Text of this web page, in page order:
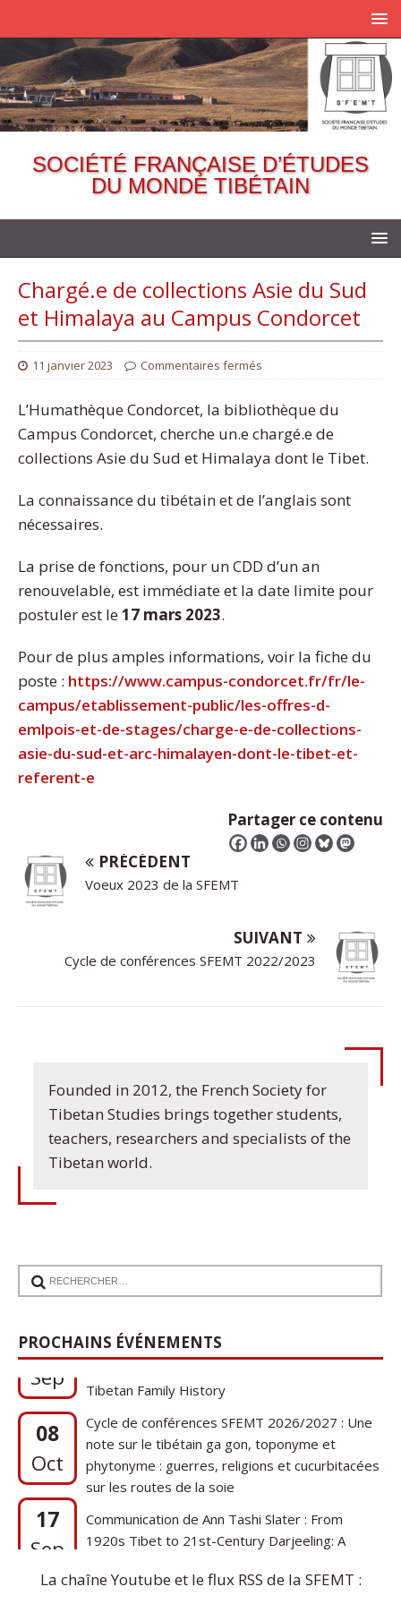
SOCIÉTÉ FRANÇAISE D’ÉTUDES
DU MONDE TIBÉTAIN
Chargé.e de collections Asie du Sud
et Himalaya au Campus Condorcet
11 janvier 2023 Commentaires fermés
L’Humathèque Condorcet, la bibliothèque du
Campus Condorcet, cherche un.e chargé.e de
collections Asie du Sud et Himalaya dont le Tibet.
La connaissance du tibétain et de l’anglais sont
nécessaires.
La prise de fonctions, pour un CDD d’un an
renouvelable, est immédiate et la date limite pour
postuler est le17 mars 2023.
Pour de plus amples informations, voir la fiche du
poste : https://www.campus-condorcet.fr/fr/le-
campus/etablissement-public/les-offres-d-
emlpois-et-de-stages/charge-e-de-collections-
asie-du-sud-et-arc-himalayen-dont-le-tibet-et-
referent-e
Partager ce contenu
PRÉCÉDENT
Voeux 2023 de la SFEMT
SUIVANT
Cycle de conférences SFEMT 2022/2023
Founded in 2012, the French Society for
Tibetan Studies brings together students,
teachers, researchers and specialists of the
Tibetan world.
PROCHAINS ÉVÉNEMENTS
17
Sep
Communication de Ann Tashi Slater : From
1920s Tibet to 21st-Century Darjeeling: A
08
Oct
Cycle de conférences SFEMT 2026/2027 : Une
note sur le tibétain ga gon, toponyme et
phytonyme : guerres, religions et cucurbitacées
sur les routes de la soie
17
Sep
1920s Tibet to 21st-Century Darjeeling: A
Tibetan Family History
La chaîne Youtube et le flux RSS de la SFEMT :